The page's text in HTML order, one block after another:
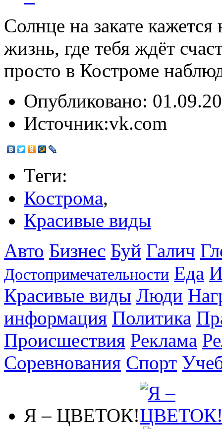
Солнце на закате
жизнь, где тебя ждёт
просто в Костроме
Опубликовано:
Источник:vk.com
Теги:
Кострома,
Красивые виды
Авто Бизнес Буй Галич
Достопримечательности Еда
Красивые виды Люди
информация Политика
Происшествия Реклама
Соревнования Спорт
Я – ЦВЕТОК!